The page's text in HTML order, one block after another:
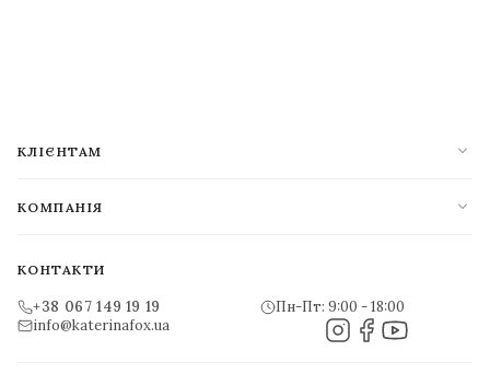
КЛІЄНТАМ expand_more
КОМПАНІЯ expand_more
КОНТАКТИ
+38 067 149 19 19
info@katerinafox.ua
Пн-Пт: 9:00 - 18:00